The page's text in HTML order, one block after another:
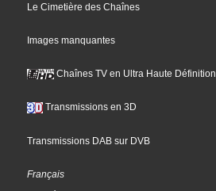
Le Cimetière des Chaînes
Images manquantes
Chaînes TV en Ultra Haute Définition
Transmissions en 3D
Transmissions DAB sur DVB
Français